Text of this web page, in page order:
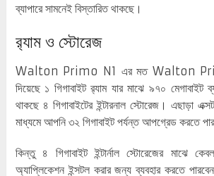
ব্যাপারে সামনেই বিস্তারিত থাকছে।
র‍্যাম ও স্টোরেজ
Walton Primo N1 এর মত Walton
দিয়েছে ১ গিগাবাইট র‍্যাম যার মাঝে ৯৭০
থাকছে ৪ গিগাবাইটের ইন্টারনাল স্টোরেজ। এছাড়া
মাধ্যমে আপনি ৩২ গিগাবাইট পর্যন্ত আপগ্রেড করতে
কিন্তু ৪ গিগাবাইট ইন্টার্নাল স্টোরেজের মাঝে
অ্যাপ্লিকেশন ইন্সটল করার জন্য ব্যবহার করতে